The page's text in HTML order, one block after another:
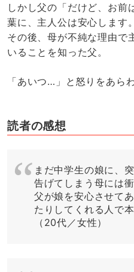
しかし父の「だけど、お前
葉に、主人公は安心します。
その後、母が不純な理由で
いることを知った父。
「あいつ…」と怒りをあら
読者の感想
まだ中学生の娘に、
告げてしまう母には衝
父が娘を安心させて
たりしてくれる人で
（20代／女性）